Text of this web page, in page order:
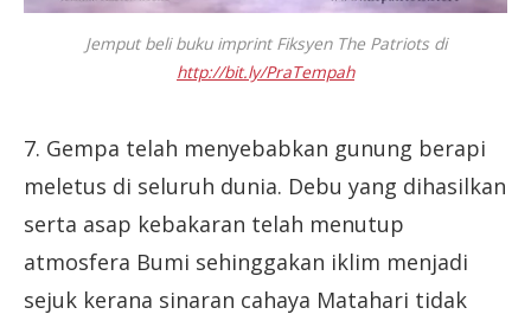
Jemput beli buku imprint Fiksyen The Patriots di
http://bit.ly/PraTempah
7. Gempa telah menyebabkan gunung berapi
meletus di seluruh dunia. Debu yang dihasilkan
serta asap kebakaran telah menutup
atmosfera Bumi sehinggakan iklim menjadi
sejuk kerana sinaran cahaya Matahari tidak